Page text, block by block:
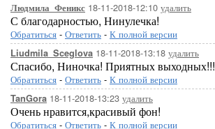
Людмила_Феникс 18-11-2018-12:10 удалить
С благодарностью, Нинулечка!
Обратиться - Ответить - К полной версии
Liudmila_Sceglova 18-11-2018-13:18 удалить
Спасибо, Ниночка! Приятных выходных!!!
Обратиться - Ответить - К полной версии
TanGora 18-11-2018-13:23 удалить
Очень нравится,красивый фон!
Обратиться - Ответить - К полной версии